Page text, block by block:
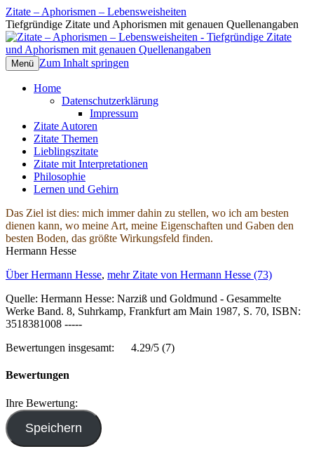
Zitate – Aphorismen – Lebensweisheiten
Tiefgründige Zitate und Aphorismen mit genauen Quellenangaben
Menü Zum Inhalt springen
Home
Datenschutzerklärung
Impressum
Zitate Autoren
Zitate Themen
Lieblingszitate
Zitate mit Interpretationen
Philosophie
Lernen und Gehirn
Das Ziel ist dies: mich immer dahin zu stellen, wo ich am besten
dienen kann, wo meine Art, meine Eigenschaften und Gaben den
besten Boden, das größte Wirkungsfeld finden.
Hermann Hesse
Über Hermann Hesse, mehr Zitate von Hermann Hesse (73)
Quelle: Hermann Hesse: Narziß und Goldmund - Gesammelte
Werke Band. 8, Suhrkamp, Frankfurt am Main 1987, S. 70, ISBN:
3518381008 -----
Bewertungen insgesamt:
4.29/5 (7)
Bewertungen
Ihre Bewertung: